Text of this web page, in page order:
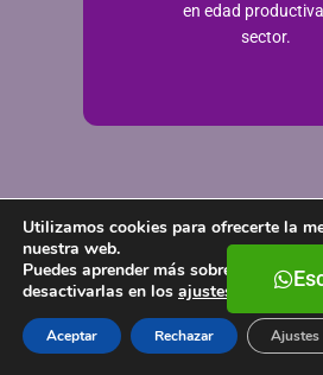
en edad productiva
sector.
2023
Utilizamos cookies para ofrecerte la
nuestra web.
Puedes aprender más sobre qué
desactivarlas en los ajustes
Aceptar Rechazar Ajustes